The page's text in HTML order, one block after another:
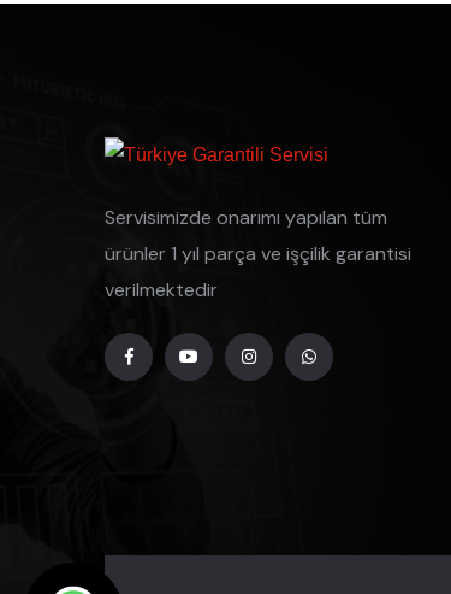
Servisimizde onarımı yapılan tüm
ürünler 1 yıl parça ve işçilik garantisi
verilmektedir